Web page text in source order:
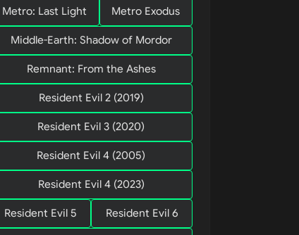
Metro: Last Light Metro Exodus
Middle-Earth: Shadow of Mordor
Remnant: From the Ashes
Resident Evil 2 (2019)
Resident Evil 3 (2020)
Resident Evil 4 (2005)
Resident Evil 4 (2023)
Resident Evil 5 Resident Evil 6